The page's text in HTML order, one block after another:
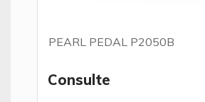
PEARL PEDAL P2050B
Consulte